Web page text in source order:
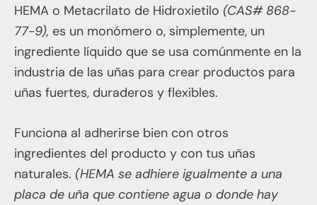
HEMA o Metacrilato de Hidroxietilo (CAS# 868-
77-9), es un monómero o, simplemente, un
ingrediente líquido que se usa comúnmente en la
industria de las uñas para crear productos para
uñas fuertes, duraderos y flexibles.
Funciona al adherirse bien con otros
ingredientes del producto y con tus uñas
naturales. (HEMA se adhiere igualmente a una
placa de uña que contiene agua o donde hay